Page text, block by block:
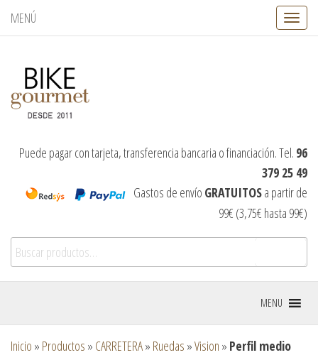
MENÚ
C
a
e
g
a
i
Puede pagar con tarjeta, transferencia bancaria o financiación. Tel. 96
379 25 49
Gastos de envío GRATUITOSa partir de
99€ (3,75€ hasta 99€)
MENU
Inicio » Productos » CARRETERA» Ruedas »Vision » Perfil medio